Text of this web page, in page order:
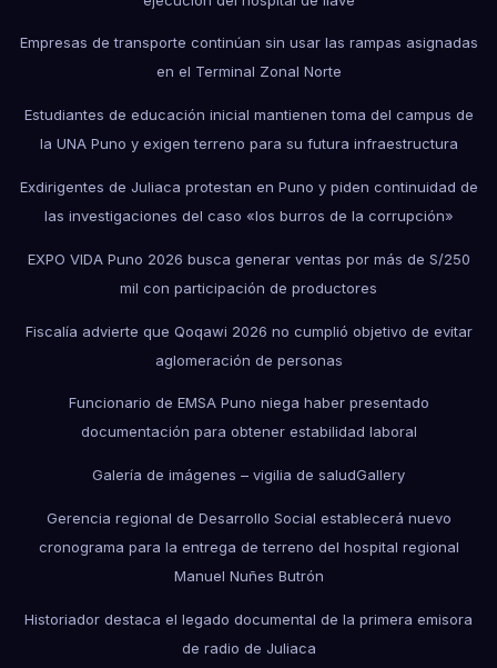
Empresas de transporte continúan sin usar las rampas asignadas
en el Terminal Zonal Norte
Estudiantes de educación inicial mantienen toma del campus de
la UNA Puno y exigen terreno para su futura infraestructura
Exdirigentes de Juliaca protestan en Puno y piden continuidad de
las investigaciones del caso «los burros de la corrupción»
EXPO VIDA Puno 2026 busca generar ventas por más de S/250
mil con participación de productores
Fiscalía advierte que Qoqawi 2026 no cumplió objetivo de evitar
aglomeración de personas
Funcionario de EMSA Puno niega haber presentado
documentación para obtener estabilidad laboral
Galería de imágenes – vigilia de saludGallery
Gerencia regional de Desarrollo Social establecerá nuevo
cronograma para la entrega de terreno del hospital regional
Manuel Nuñes Butrón
Historiador destaca el legado documental de la primera emisora
de radio de Juliaca